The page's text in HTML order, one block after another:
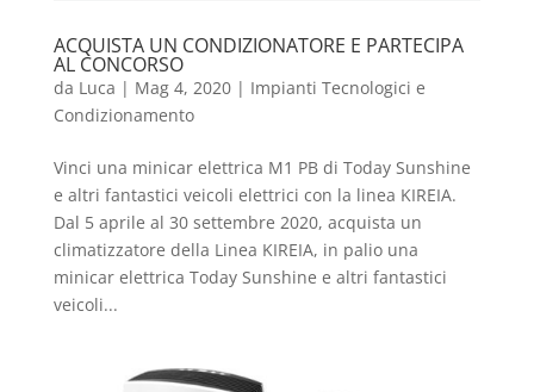
ACQUISTA UN CONDIZIONATORE E PARTECIPA
AL CONCORSO
da Luca | Mag 4, 2020| Impianti Tecnologici e
Condizionamento
Vinci una minicar elettrica M1 PB di Today Sunshine
e altri fantastici veicoli elettrici con la linea KIREIA.
Dal 5 aprile al 30 settembre 2020, acquista un
climatizzatore della Linea KIREIA, in palio una
minicar elettrica Today Sunshine e altri fantastici
veicoli...